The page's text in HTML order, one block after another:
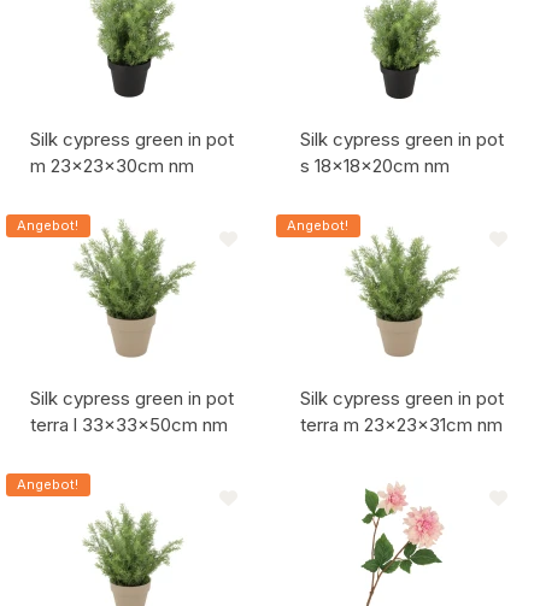
Silk cypress green in pot
m 23x23x30cm nm
Artikelcode:
Silk cypress green in pot
s 18x18x20cm nm
Artikelcode:
Angebot!
Silk cypress green in pot
terra l 33x33x50cm nm
Artikelcode:
Angebot!
Silk cypress green in pot
terra m 23x23x31cm nm
Angebot!